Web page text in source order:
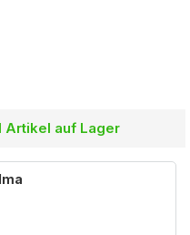
Artikel auf Lager